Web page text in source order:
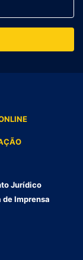
Jurídico
de Imprensa